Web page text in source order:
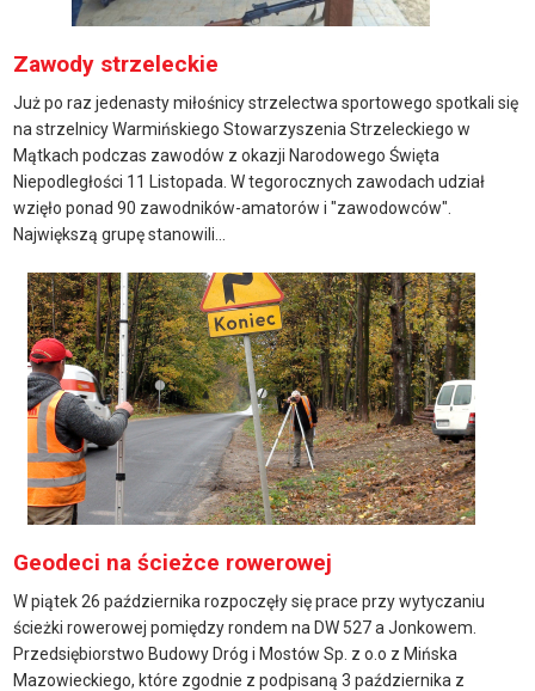
Zawody strzeleckie
Już po raz jedenasty miłośnicy strzelectwa sportowego spotkali się
na strzelnicy Warmińskiego Stowarzyszenia Strzeleckiego w
Mątkach podczas zawodów z okazji Narodowego Święta
Niepodległości 11 Listopada. W tegorocznych zawodach udział
wzięło ponad 90 zawodników-amatorów i "zawodowców".
Największą grupę stanowili...
Geodeci na ścieżce rowerowej
W piątek 26 października rozpoczęły się prace przy wytyczaniu
ścieżki rowerowej pomiędzy rondem na DW 527 a Jonkowem.
Przedsiębiorstwo Budowy Dróg i Mostów Sp. z o.o z Mińska
Mazowieckiego, które zgodnie z podpisaną 3 października z